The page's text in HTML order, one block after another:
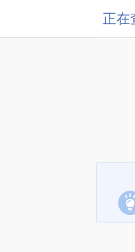
正在